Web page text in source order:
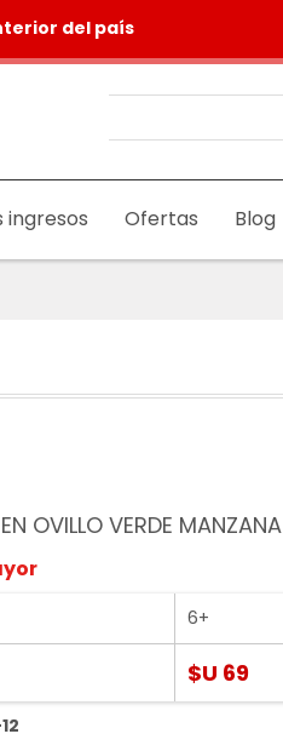
del país
ingresos Ofertas Blog
OVILLO VERDE
6+
$U 69